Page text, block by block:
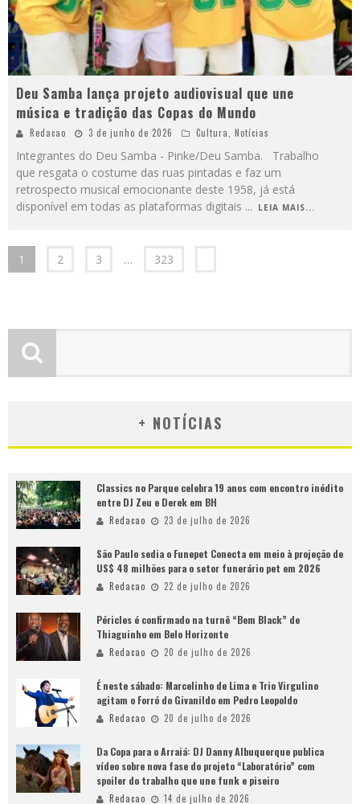
Deu Samba lança projeto audiovisual que une
música e tradição das Copas do Mundo
Redacao 3 de junho de 2026 Cultura, Notícias
Integrantes do Deu Samba - Pinke/Deu Samba. Trabalho
que resgata o costume das ruas pintadas e faz um
retrospecto musical emocionante deste 1958, já está
disponível em todas as plataformas digitais ... LEIA MAIS...
1 2 3 … 323
+ NOTÍCIAS
Classics no Parque celebra 19 anos com encontro inédito
entre DJ Zeu e Derek em BH
Redacao 23 de julho de 2026
São Paulo sedia o Funepet Conecta em meio à projeção de
US$ 48 milhões para o setor funerário pet em 2026
Redacao 22 de julho de 2026
Péricles é confirmado na turnê “Bem Black” de
Thiaguinho em Belo Horizonte
Redacao 20 de julho de 2026
É neste sábado: Marcelinho de Lima e Trio Virgulino
agitam o Forró do Givanildo em Pedro Leopoldo
Redacao 20 de julho de 2026
Da Copa para o Arraiá: DJ Danny Albuquerque publica
vídeo sobre nova fase do projeto “Laboratório” com
spoiler do trabalho que une funk e piseiro
Redacao 14 de julho de 2026